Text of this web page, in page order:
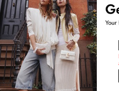
Alyvia